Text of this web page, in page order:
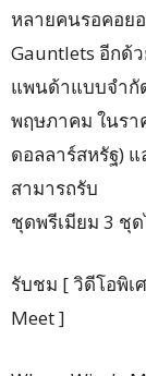
หลายคนรอคอย
Gauntlets อีกด้
แพนด้าแบบจำกั
พฤษภาคม ในรา
ดอลลาร์สหรัฐ)
สามารถรับ
ชุดพรีเมียม 3 ชุ
รับชม [ วิดีโอพิเ
Meet ]